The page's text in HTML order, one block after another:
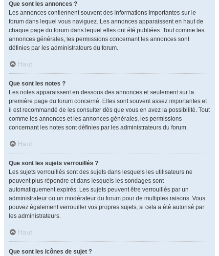
Que sont les annonces ?
Les annonces contiennent souvent des informations importantes sur le
forum dans lequel vous naviguez. Les annonces apparaissent en haut de
chaque page du forum dans lequel elles ont été publiées. Tout comme les
annonces générales, les permissions concernant les annonces sont
définies par les administrateurs du forum.
Haut
Que sont les notes ?
Les notes apparaissent en dessous des annonces et seulement sur la
première page du forum concerné. Elles sont souvent assez importantes et
il est recommandé de les consulter dès que vous en avez la possibilité. Tout
comme les annonces et les annonces générales, les permissions
concernant les notes sont définies par les administrateurs du forum.
Haut
Que sont les sujets verrouillés ?
Les sujets verrouillés sont des sujets dans lesquels les utilisateurs ne
peuvent plus répondre et dans lesquels les sondages sont
automatiquement expirés. Les sujets peuvent être verrouillés par un
administrateur ou un modérateur du forum pour de multiples raisons. Vous
pouvez également verrouiller vos propres sujets, si cela a été autorisé par
les administrateurs.
Haut
Que sont les icônes de sujet ?